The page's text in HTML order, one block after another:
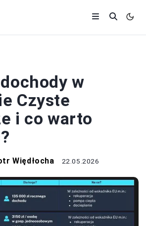
w
Czyste
i co warto
Więdłocha 22.05.2026